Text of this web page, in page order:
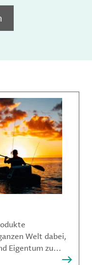
Welt dabei,
Eigentum zu